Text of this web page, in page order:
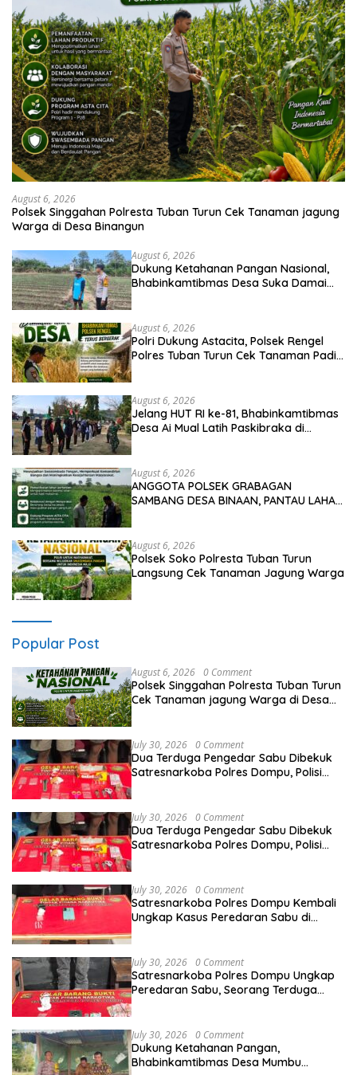
August 6, 2026
Polsek Singgahan Polresta Tuban Turun Cek Tanaman jagung
Warga di Desa Binangun
August 6, 2026
Dukung Ketahanan Pangan Nasional,
Bhabinkamtibmas Desa Suka Damai
August 6, 2026
Polri Dukung Astacita, Polsek Rengel
Polres Tuban Turun Cek Tanaman Padi
August 6, 2026
Jelang HUT RI ke-81, Bhabinkamtibmas
Desa Ai Mual Latih Paskibraka di
August 6, 2026
ANGGOTA POLSEK GRABAGAN
SAMBANG DESA BINAAN, PANTAU LAHAN
August 6, 2026
Polsek Soko Polresta Tuban Turun
Langsung Cek Tanaman Jagung Warga
Popular Post
August 6, 2026 0 Comment
Polsek Singgahan Polresta Tuban Turun
Cek Tanaman jagung Warga di Desa
July 30, 2026 0 Comment
Dua Terduga Pengedar Sabu Dibekuk
Satresnarkoba Polres Dompu, Polisi
July 30, 2026 0 Comment
Dua Terduga Pengedar Sabu Dibekuk
Satresnarkoba Polres Dompu, Polisi
July 30, 2026 0 Comment
Satresnarkoba Polres Dompu Kembali
Ungkap Kasus Peredaran Sabu di
July 30, 2026 0 Comment
Satresnarkoba Polres Dompu Ungkap
Peredaran Sabu, Seorang Terduga
July 30, 2026 0 Comment
Dukung Ketahanan Pangan,
Bhabinkamtibmas Desa Mumbu